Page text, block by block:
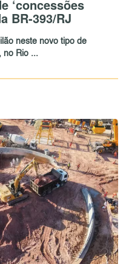
‘concessões
BR-393/RJ
neste novo tipo de
no Rio ...